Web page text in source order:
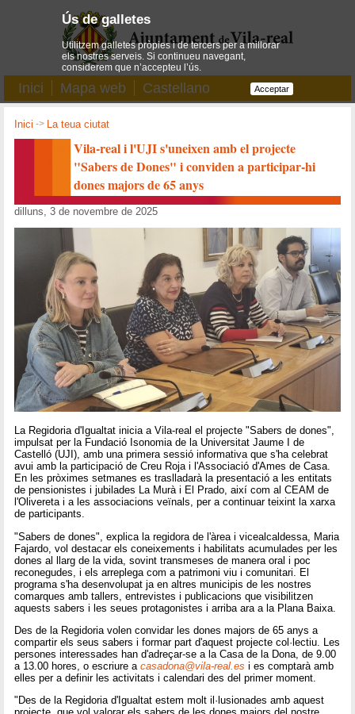
Inici Mapa web Castellano
Inici -> La teua ciutat
Vila-real i l'UJI s'uneixen amb el projecte
"Sabers de Dones" i conviden a participar-hi
dones majors de 65 anys
dilluns, 3 de novembre de 2025
La Regidoria d'Igualtat inicia a Vila-real el projecte "Sabers de dones",
impulsat per la Fundació Isonomia de la Universitat Jaume I de
Castelló (UJI), amb una primera sessió informativa que s'ha celebrat
avui amb la participació de Creu Roja i l'Associació d'Ames de Casa.
En les pròximes setmanes es traslladarà la presentació a les entitats
de pensionistes i jubilades La Murà i El Prado, així com al CEAM de
l'Olivereta i a les associacions veïnals, per a continuar teixint la xarxa
de participants.
"Sabers de dones", explica la regidora de l'àrea i vicealcaldessa, Maria
Fajardo, vol destacar els coneixements i habilitats acumulades per les
dones al llarg de la vida, sovint transmeses de manera oral i poc
reconegudes, i els arreplega com a patrimoni viu i comunitari. El
programa s'ha desenvolupat ja en altres municipis de les nostres
comarques amb tallers, entrevistes i publicacions que visibilitzen
aquests sabers i les seues protagonistes i arriba ara a la Plana Baixa.
Des de la Regidoria volen convidar les dones majors de 65 anys a
compartir els seus sabers i formar part d'aquest projecte col·lectiu. Les
persones interessades han d'adreçar-se a la Casa de la Dona, de 9.00
a 13.00 hores, o escriure acasadona@vila-real.es i es comptarà amb
elles per a definir les activitats i calendari des del primer moment.
"Des de la Regidoria d'Igualtat estem molt il·lusionades amb aquest
Ús de galletes
Utilitzem galletes pròpies i de tercers per a millorar
els nostres serveis. Si continueu navegant,
considerem que n’accepteu l’ús.
Acceptar